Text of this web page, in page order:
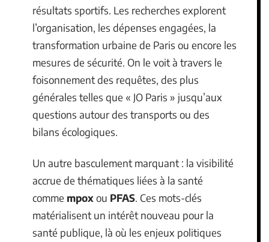
résultats sportifs. Les recherches explorent
l’organisation, les dépenses engagées, la
transformation urbaine de Paris ou encore les
mesures de sécurité. On le voit à travers le
foisonnement des requêtes, des plus
générales telles que « JO Paris » jusqu’aux
questions autour des transports ou des
bilans écologiques.
Un autre basculement marquant : la visibilité
accrue de thématiques liées à la santé
comme mpoxou PFAS. Ces mots-clés
matérialisent un intérêt nouveau pour la
santé publique, là où les enjeux politiques